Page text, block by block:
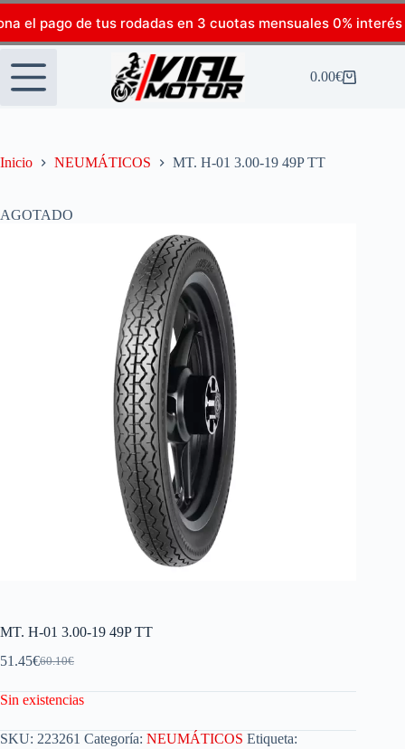
el pago de tus rodadas en 3 cuotas mensuales 0% interés
0.00€
Inicio NEUMÁTICOS MT. H-01 3.00-19 49P TT
AGOTADO
MT. H-01 3.00-19 49P TT
60.10€
51.45€
Sin existencias
SKU: 223261 Categoría: NEUMÁTICOS Etiqueta: